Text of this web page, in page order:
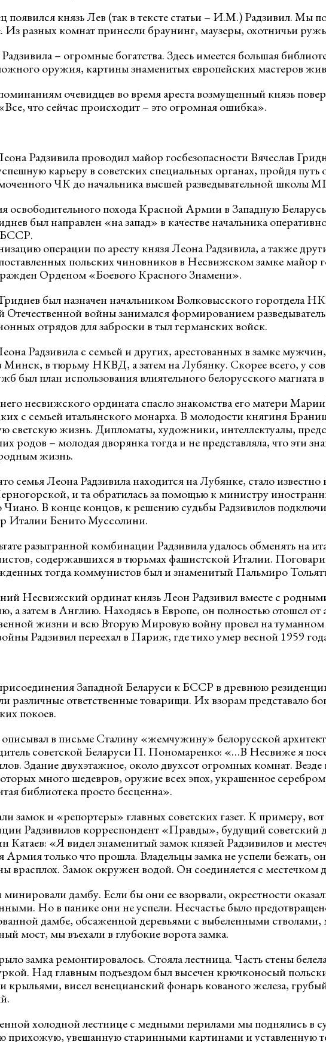
появился князь Лев (так в тексте статьи – И.М.) Радзивил. Мы
Из разных комнат принесли браунинг, маузеры, охотничьи
– огромные богатства. Здесь имеется большая
оружия, картины знаменитых европейских мастеров
очевидцев во время ареста возмущенный князь
что сейчас происходит – это огромная ошибка».
Радзивила проводил майор госбезопасности Вячеслав
карьеру в советских специальных органах, пройдя путь
ЧК до начальника высшей разведывательной школы
освободительного похода Красной Армии в Западную
был направлен «на запад» в качестве начальника
операции по аресту князя Леона Радзивила, а также
польских чиновников в Несвижском замке майор
Орденом «Боевого Красного Знамени».
был назначен начальником Волковысского горотдела
Отечественной войны занимался формированием
отрядов для заброски в тыл германских войск.
Радзивила с семьей и других, арестованных в замке
Минск, в тюрьму НКВД, а затем на Лубянку. Скорее всего, у
был план использования влиятельного белорусского магната
несвижского ордината спасло знакомства его матери
с семьей итальянского монарха. В молодости княгиня
светскую жизнь. Дипломаты, художники, интеллектуалы,
родов – молодая дворянка тогда и не представляла, что эти
жизнь.
семья Леона Радзивила находится на Лубянке, стало
и та обратилась за помощью к министру
Чиано. В конце концов, к решению судьбы Радзивилов
Италии Бенито Муссолини.
разыгранной комбинации Радзивила удалось обменять на
содержавшихся в тюрьмах фашистской Италии.
тогда коммунистов был и знаменитый Пальмиро
Несвижский ординат князь Леон Радзивил вместе с
а затем в Англию. Находясь в Европе, он полностью отошел от
жизни и всю Вторую Мировую войну провел на
Радзивил переехал в Париж, где тихо умер весной 1959
Западной Беларуси к БССР в древнюю
различные ответственные товарищи. Их взорам представало
покоев.
описывал в письме Сталину «жемчужину» белорусской
советской Беларуси П. Пономаренко: «…В Несвиже я
Здание двухэтажное, около двухсот огромных комнат.
много шедевров, оружие всех эпох, украшенное
библиотека просто бесценна».
замок и «репортеры» главных советских газет. К примеру, вот
Радзивилов корреспондент «Правды», будущий советский
Катаев: «Я видел знаменитый замок князей Радзивилов и
Армия только что прошла. Владельцы замка не успели бежать,
врасплох. Замок окружен водой. Он соединяется с местечком
дамбу. Если бы они ее взорвали, окрестности
Но в панике они не успели. Несчастье было
дамбе, обсаженной деревьями с выбеленными стволами,
мост, мы въехали в глубокие ворота замка.
замка ремонтировалось. Стояла лестница. Часть стены
Над главным подъездом был высечен крючконосый
крыльями, висел венецианский фонарь кованого железа,
холодной лестнице с медными перилами мы поднялись в
прихожую, увешанную старинными картинами и уставленную